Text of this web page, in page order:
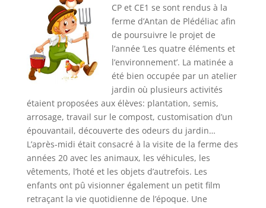
CP et CE1 se sont rendus à la
ferme d’Antan de Plédéliac afin
de poursuivre le projet de
l’année ‘Les quatre éléments et
l’environnement’. La matinée a
été bien occupée par un atelier
jardin où plusieurs activités
étaient proposées aux élèves: plantation, semis,
arrosage, travail sur le compost, customisation d’un
épouvantail, découverte des odeurs du jardin…
L’après-midi était consacré à la visite de la ferme des
années 20 avec les animaux, les véhicules, les
vêtements, l’hoté et les objets d’autrefois. Les
enfants ont pû visionner également un petit film
retraçant la vie quotidienne de l’époque. Une